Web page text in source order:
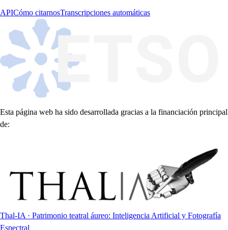
APICómo citarnosTranscripciones automáticas
Esta página web ha sido desarrollada gracias a la financiación principal
de:
Thal-IA · Patrimonio teatral áureo: Inteligencia Artificial y Fotografía
Espectral